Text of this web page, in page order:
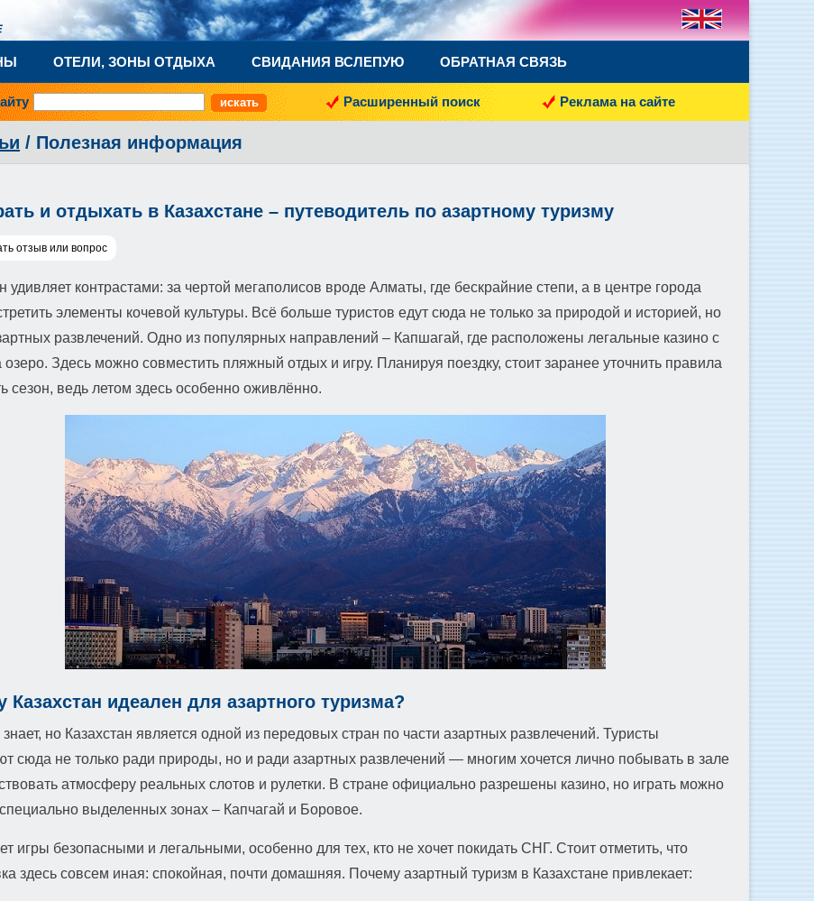
ОТЕЛИ, ЗОНЫ ОТДЫХА СВИДАНИЯ ВСЛЕПУЮ ОБРАТНАЯ СВЯЗЬ
Расширенный поиск Реклама на сайте
/ Полезная информация
и отдыхать в Казахстане – путеводитель по азартному туризму
отзыв или вопрос
удивляет контрастами: за чертой мегаполисов вроде Алматы, где бескрайние степи, а в центре города
элементы кочевой культуры. Всё больше туристов едут сюда не только за природой и историей, но
развлечений. Одно из популярных направлений – Капшагай, где расположены легальные казино с
Здесь можно совместить пляжный отдых и игру. Планируя поездку, стоит заранее уточнить правила
сезон, ведь летом здесь особенно оживлённо.
Казахстан идеален для азартного туризма?
но Казахстан является одной из передовых стран по части азартных развлечений. Туристы
сюда не только ради природы, но и ради азартных развлечений — многим хочется лично побывать в зале
атмосферу реальных слотов и рулетки. В стране официально разрешены казино, но играть можно
выделенных зонах – Капчагай и Боровое.
игры безопасными и легальными, особенно для тех, кто не хочет покидать СНГ. Стоит отметить, что
здесь совсем иная: спокойная, почти домашняя. Почему азартный туризм в Казахстане привлекает: